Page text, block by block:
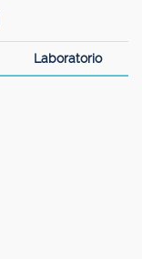
Laboratorio